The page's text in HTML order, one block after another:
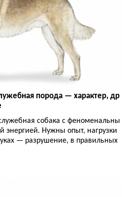
порода — характер, др
собака с феноменальны
энергией. Нужны опыт, нагрузки
— разрушение, в правильных